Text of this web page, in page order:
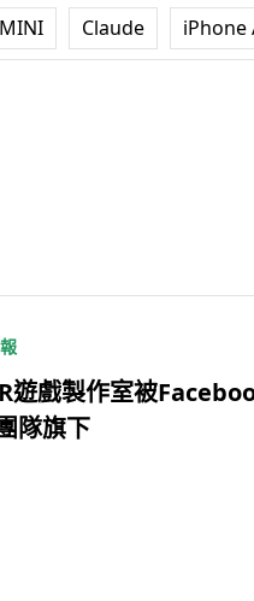
Claude iPhone
遊戲製作室被
隊旗下